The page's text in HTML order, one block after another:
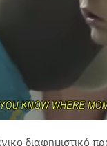
διαφημιστικό